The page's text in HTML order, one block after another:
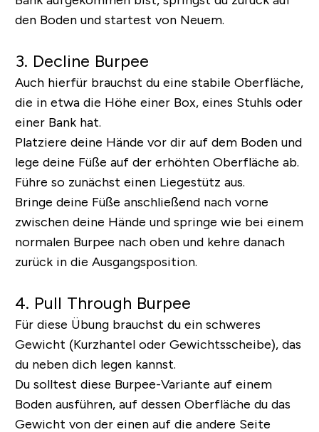
den Boden und startest von Neuem.
3. Decline Burpee
Auch hierfür brauchst du eine stabile Oberfläche,
die in etwa die Höhe einer Box, eines Stuhls oder
einer Bank hat.
Platziere deine Hände vor dir auf dem Boden und
lege deine Füße auf der erhöhten Oberfläche ab.
Führe so zunächst einen Liegestütz aus.
Bringe deine Füße anschließend nach vorne
zwischen deine Hände und springe wie bei einem
normalen Burpee nach oben und kehre danach
zurück in die Ausgangsposition.
4. Pull Through Burpee
Für diese Übung brauchst du ein schweres
Gewicht (Kurzhantel oder Gewichtsscheibe), das
du neben dich legen kannst.
Du solltest diese Burpee-Variante auf einem
Boden ausführen, auf dessen Oberfläche du das
Gewicht von der einen auf die andere Seite